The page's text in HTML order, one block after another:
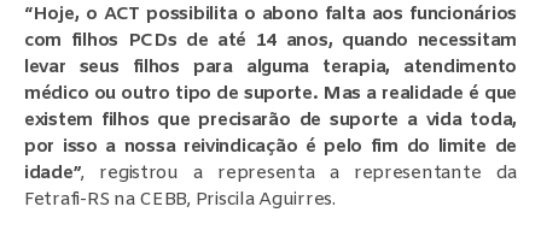
“Hoje, o ACT possibilita o abono falta aos funcionários
com filhos PCDs de até 14 anos, quando necessitam
levar seus filhos para alguma terapia, atendimento
médico ou outro tipo de suporte. Mas a realidade é que
existem filhos que precisarão de suporte a vida toda,
por isso a nossa reivindicação é pelo fim do limite de
idade”, registrou a representa a representante da
Fetrafi-RS na CEBB, Priscila Aguirres.